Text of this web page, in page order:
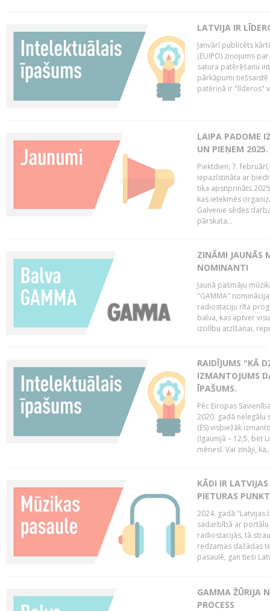
LATVIJA IR
Janvārī publicēts
(EUIPO) ziņojums
satura patērēšanu
pārkāpumi
patēriņā ir "līderos"
LAIPA PADOME
UN PIEŅEM
Piektdien, 7.
iepazīstināta ar
tika apstiprināts
kas ietekmēs
Galvenie sēdes
pārskata...
ZINĀMI JAUNĀS
NOMINANTI
Jaunā pašmāju
"GAMMA"
radiostaciju rīta
balva, kas aptver
izcilību atzīšanai,
RAIDĪJUMS "KĀ
IZMANTOJUMS
ĪPAŠUMS.
Pēc Eiropas
2020. gadā nelegālu
(ES) visbiežāk
(Igaunijā – 12,5, bet
mēnesī. Vai zināji,
KĀDI IR
PIETURAS
2024. gadā "Latvijas
sadarbībā ar portālu
radiostacijās, tā
redzamas dažādas
pasaulē, gan tieši
GAMMA ŽŪRIJA
PROCESS